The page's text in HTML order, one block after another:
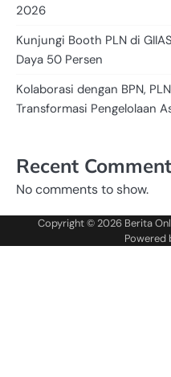
2026
Kunjungi Booth PLN di
Daya 50 Persen
Kolaborasi dengan BPN,
Transformasi Pengelolaan
Recent
No comments to show.
Copyright © 2026 Berita
Powered